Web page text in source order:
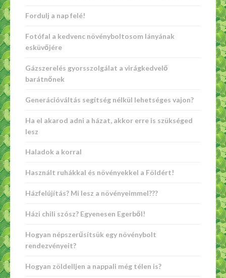
Fordulj a nap felé!
Fotófal a kedvenc növényboltosom lányának
esküvőjére
Gázszerelés gyorsszolgálat a virágkedvelő
barátnőnek
Generációváltás segítség nélkül lehetséges vajon?
Ha el akarod adni a házat, akkor erre is szükséged
lesz
Haladok a korral
Használt ruhákkal és növényekkel a Földért!
Házfelújítás? Mi lesz a növényeimmel???
Házi chili szósz? Egyenesen Egerből!
Hogyan népszerűsítsük egy növénybolt
rendezvényeit?
Hogyan zöldelljen a nappali még télen is?